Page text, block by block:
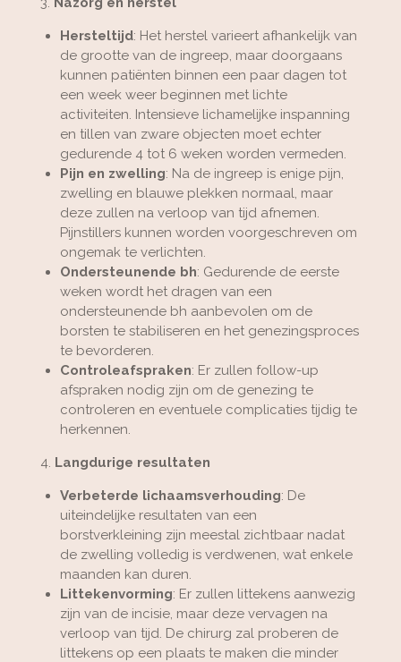
Hersteltijd: Het herstel varieert afhankelijk van
de grootte van de ingreep, maar doorgaans
kunnen patiënten binnen een paar dagen tot
een week weer beginnen met lichte
activiteiten. Intensieve lichamelijke inspanning
en tillen van zware objecten moet echter
gedurende 4 tot 6 weken worden vermeden.
Pijn en zwelling: Na de ingreep is enige pijn,
zwelling en blauwe plekken normaal, maar
deze zullen na verloop van tijd afnemen.
Pijnstillers kunnen worden voorgeschreven om
ongemak te verlichten.
Ondersteunende bh: Gedurende de eerste
weken wordt het dragen van een
ondersteunende bh aanbevolen om de
borsten te stabiliseren en het genezingsproces
te bevorderen.
Controleafspraken: Er zullen follow-up
afspraken nodig zijn om de genezing te
controleren en eventuele complicaties tijdig te
herkennen.
4. Langdurige resultaten
Verbeterde lichaamsverhouding: De
uiteindelijke resultaten van een
borstverkleining zijn meestal zichtbaar nadat
de zwelling volledig is verdwenen, wat enkele
maanden kan duren.
Littekenvorming: Er zullen littekens aanwezig
zijn van de incisie, maar deze vervagen na
verloop van tijd. De chirurg zal proberen de
littekens op een plaats te maken die minder